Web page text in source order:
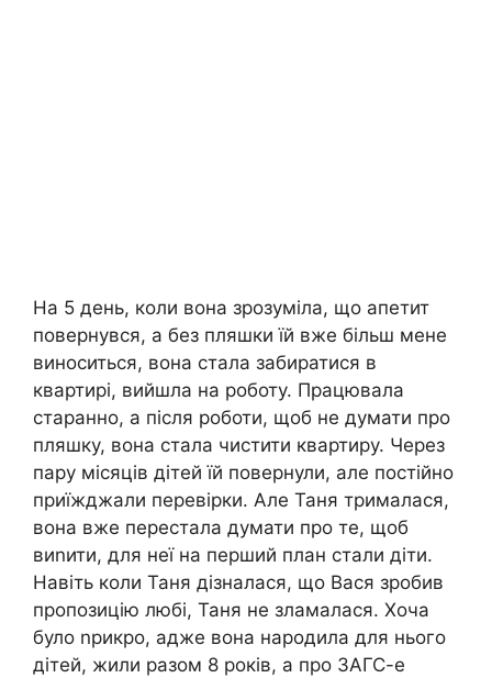
На 5 день, коли вона зрозуміла, що апетит
повернувся, а без пляшки їй вже більш мене
виноситься, вона стала забиратися в
квартирі, вийшла на роботу. Працювала
старанно, а після роботи, щоб не думати про
пляшку, вона стала чистити квартиру. Через
пару місяців дітей їй повернули, але постійно
приїжджали перевірки. Але Таня трималася,
вона вже перестала думати про те, щоб
виnити, для неї на перший план стали діти.
Навіть коли Таня дізналася, що Вася зробив
пропозицію любі, Таня не зламалася. Хоча
було nрикро, адже вона народила для нього
дітей, жили разом 8 років, а про ЗАГС-е